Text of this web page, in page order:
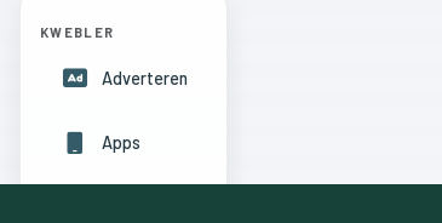
KWEBLER
Adverteren
Apps